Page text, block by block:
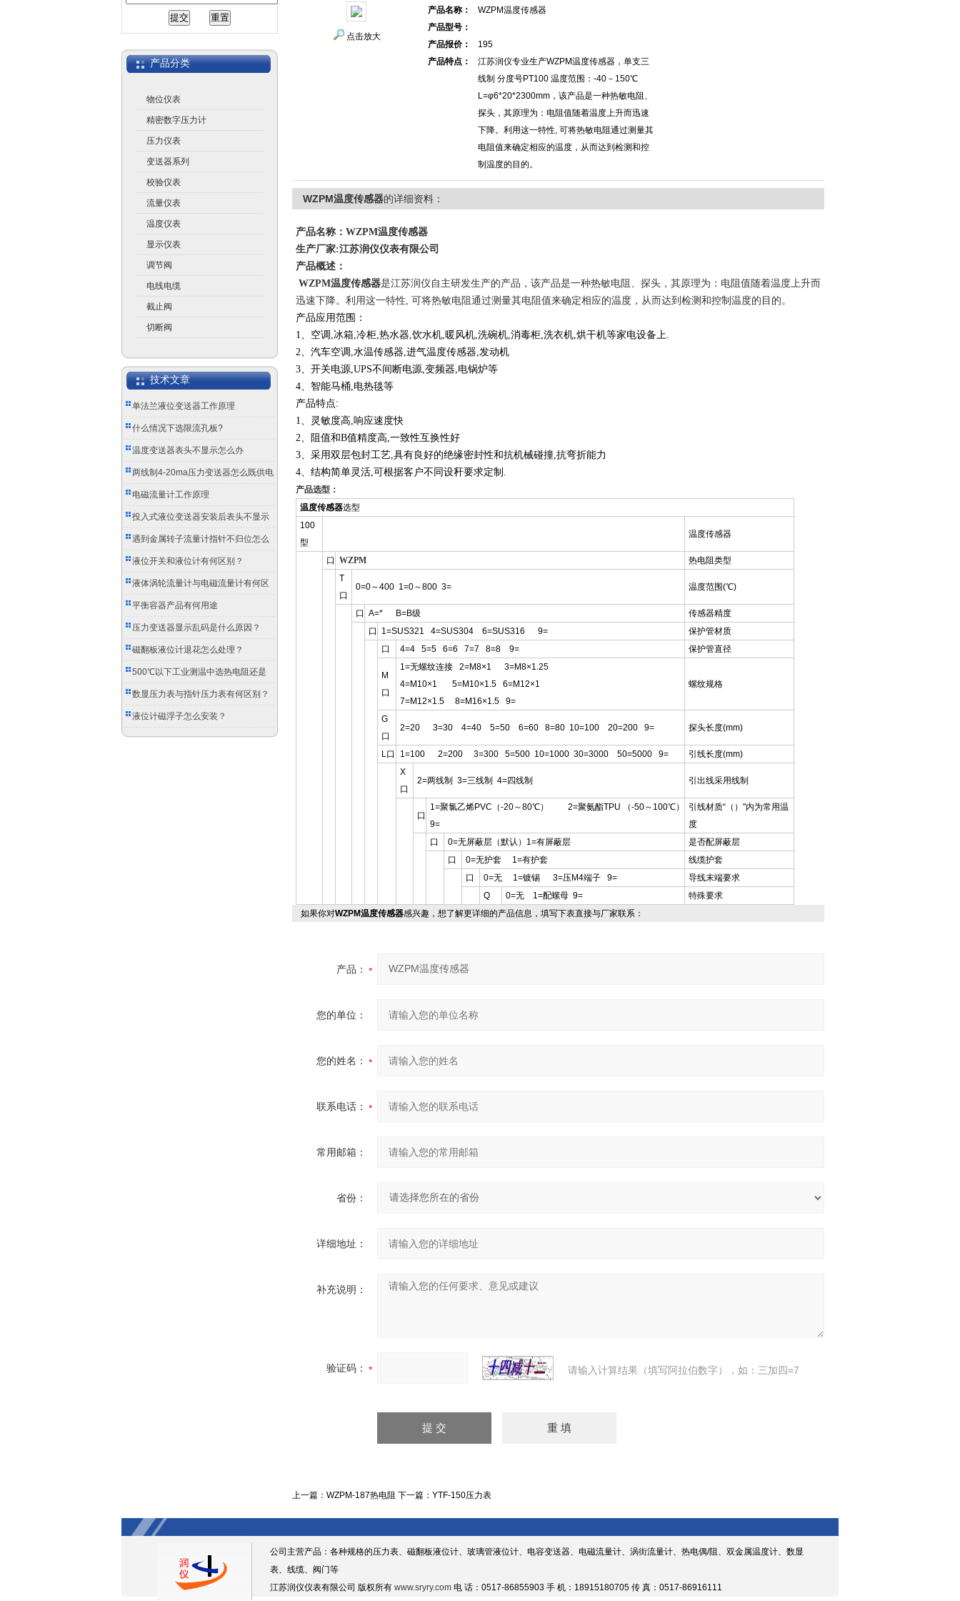
江苏润仪仪表有限公司
产品分类
物位仪表
精密数字压力计
压力仪表
变送器系列
校验仪表
流量仪表
温度仪表
显示仪表
调节阀
电线电缆
截止阀
切断阀
技术文章
单法兰液位变送器工作原理
什么情况下选限流孔板?
温度变送器表头不显示怎么办
两线制4-20ma压力变送器怎么既供电
又传信号？
电磁流量计工作原理
投入式液位变送器安装后表头不显示
怎么办？
遇到金属转子流量计指针不归位怎么
办？
液位开关和液位计有何区别？
液体涡轮流量计与电磁流量计有何区
别？
平衡容器产品有何用途
压力变送器显示乱码是什么原因？
磁翻板液位计退花怎么处理？
500℃以下工业测温中选热电阻还是
双金属温度计？
数显压力表与指针压力表有何区别？
液位计磁浮子怎么安装？
点击放大
产品名称：
WZPM温度传感器
产品型号：
产品报价：
195
产品特点：
江苏润仪专业生产WZPM温度传感器，单支三
线制 分度号PT100 温度范围：-40－150℃
L=φ6*20*2300mm，该产品是一种热敏电阻、
探头，其原理为：电阻值随着温度上升而迅速
下降。利用这一特性, 可将热敏电阻通过测量其
电阻值来确定相应的温度，从而达到检测和控
制温度的目的。
WZPM温度传感器的详细资料：
产品名称： WZPM温度传感器
生产厂家:江苏润仪仪表有限公司
产品概述：
WZPM温度传感器是江苏润仪自主研发生产的产品，该产品是一种热敏电阻、探头，其原理为：电阻值随着温度上升而
迅速下降。利用这一特性, 可将热敏电阻通过测量其电阻值来确定相应的温度，从而达到检测和控制温度的目的。
产品应用范围：
1、空调,冰箱,冷柜,热水器,饮水机,暖风机,洗碗机,消毒柜,洗衣机,烘干机等家电设备上.
2、汽车空调,水温传感器,进气温度传感器,发动机
3、开关电源,UPS不间断电源,变频器,电锅炉等
4、智能马桶,电热毯等
产品特点:
1、灵敏度高,响应速度快
2、阻值和B值精度高,一致性互换性好
3、采用双层包封工艺,具有良好的绝缘密封性和抗机械碰撞,抗弯折能力
4、结构简单灵活,可根据客户不同设秆要求定制.
产品选型：
温度传感器选型
100
型
温度传感器
口 WZPM
热电阻类型
T
口
0=0～400 1=0～800 3= 温度范围(℃)
口 A=* B=B级
传感器精度
口
1=SUS321 4=SUS304 6=SUS316 9=
保护管材质
口
4=4 5=5 6=6 7=7 8=8 9= 保护管直径
M
口
1=无螺纹连接 2=M8×1 3=M8×1.25
4=M10×1 5=M10×1.5 6=M12×1
7=M12×1.5 8=M16×1.5 9=
螺纹规格
G
口
2=20 3=30 4=40 5=50 6=60 8=80 10=100 20=200 9= 探头长度(mm)
L口 1=100 2=200 3=300 5=500 10=1000 30=3000 50=5000 9=
引线长度(mm)
X
口
2=两线制 3=三线制 4=四线制 引出线采用线制
口
1=聚氯乙烯PVC（-20～80℃） 2=聚氨酯TPU （-50～100℃）
9=
引线材质“（）"内为常用温
度
口
0=无屏蔽层（默认）1=有屏蔽层
是否配屏蔽层
口
0=无护套 1=有护套
线缆护套
口
0=无 1=镀锡 3=压M4端子 9=
导线末端要求
Q
0=无 1=配螺母 9=
特殊要求
如果你对WZPM温度传感器感兴趣，想了解更详细的产品信息，填写下表直接与厂家联系：
产品：
您的单位：
您的姓名：
联系电话：
常用邮箱：
省份：
详细地址：
补充说明：
验证码： 请输入计算结果（填写阿拉伯数字），如：三加四=7
上一篇： WZPM-187热电阻 下一篇： YTF-150压力表
公司主营产品：各种规格的压力表、磁翻板液位计、玻璃管液位计、电容变送器、电磁流量计、涡街流量计、热电偶/阻、双金属温度计、数显
表、线缆、阀门等
江苏润仪仪表有限公司 版权所有 www.sryry.com 电 话：0517-86855903 手 机：18915180705 传 真：0517-86916111